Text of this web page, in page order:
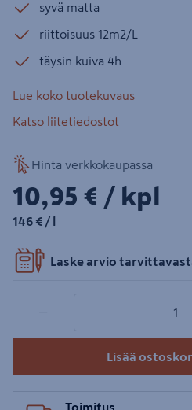
syvä matta
riittoisuus 12m2/L
täysin kuiva 4h
Lue koko tuotekuvaus
Katso liitetiedostot
Hinta verkkokaupassa
10,95€/kpl
10,95 € / kpl
146€/l
146 € / l
Laske arvio
−
Lisää
Toimitus